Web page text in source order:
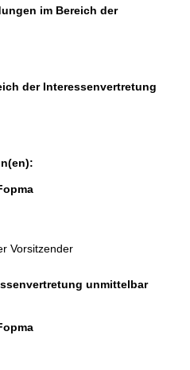
im Bereich der
der Interessenvertretung
Vorsitzender
unmittelbar